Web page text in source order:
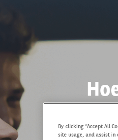
By clicking “Accept All
site usage, and assist